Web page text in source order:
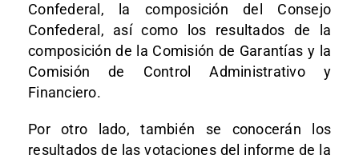
Confederal, la composición del Consejo
Confederal, así como los resultados de la
composición de la Comisión de Garantías y la
Comisión de Control Administrativo y
Financiero.
Por otro lado, también se conocerán los
resultados de las votaciones del informe de la